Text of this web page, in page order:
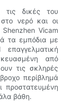
τις δικές του
νερό και οι
Vicam
τα εμπόδια με
από
τις σκληρές
περίβλημά
προστατευμένη
βάθη.